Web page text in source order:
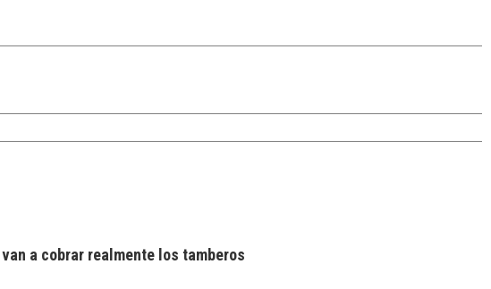
a cobrar realmente los tamberos